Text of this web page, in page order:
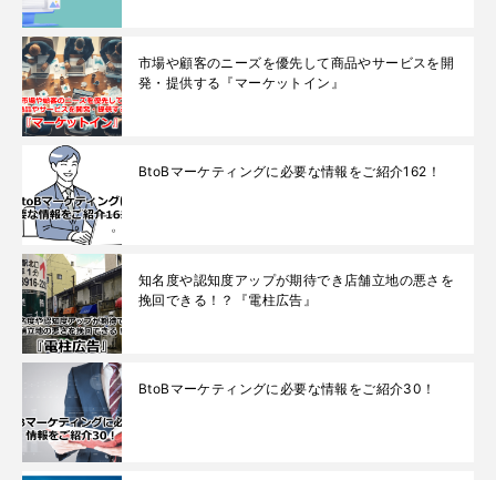
市場や顧客のニーズを優先して商品やサービスを開
発・提供する『マーケットイン』
BtoBマーケティングに必要な情報をご紹介162！
知名度や認知度アップが期待でき店舗立地の悪さを
挽回できる！？『電柱広告』
BtoBマーケティングに必要な情報をご紹介30！